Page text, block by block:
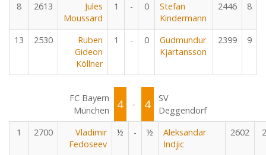
8 2613
Jules
Moussard
1 - 0
Stefan
Kindermann
2446 8
13 2530
Ruben
Gideon
Köllner
1 - 0
Gudmundur
Kjartansson
2399 9
FC Bayern
München
4 - 4
SV
Deggendorf
1
2700
Vladimir
Fedoseev
½ - ½
Aleksandar
Indjic
2602 2